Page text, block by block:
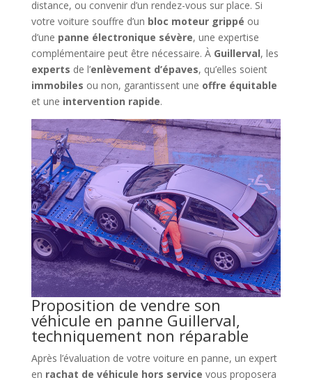
distance, ou convenir d’un rendez-vous sur place. Si
votre voiture souffre d’un bloc moteur grippé ou
d’une panne électronique sévère, une expertise
complémentaire peut être nécessaire. À Guillerval, les
experts de l’enlèvement d’épaves, qu’elles soient
immobiles ou non, garantissent une offre équitable
et une intervention rapide.
Proposition de vendre son
véhicule en panne Guillerval,
techniquement non réparable
Après l’évaluation de votre voiture en panne, un expert
en rachat de véhicule hors service vous proposera